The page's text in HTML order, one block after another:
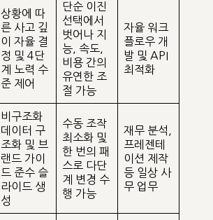
상황에 따
른 사고 깊
이 자율 결
정 및 4단
계 노력 수
준 제어
단순 이진
선택에서
벗어나 지
능, 속도,
비용 간의
유연한 조
절 가능
자율 워크
플로우 개
발 및 API
최적화
비구조화
데이터 구
조화 및 브
랜드 가이
드 준수 슬
라이드 생
성
수동 조작
최소화 및
한 번의 패
스로 다단
계 변경 수
행 가능
재무 분석,
프레젠테
이션 제작
등 일상 사
무 업무